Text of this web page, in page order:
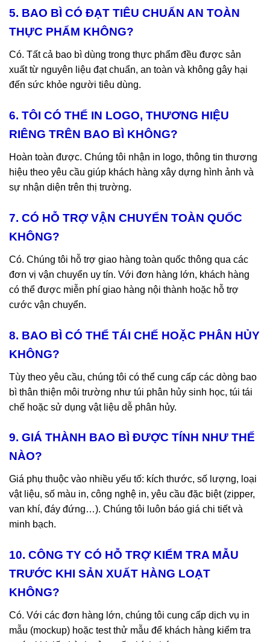
5. BAO BÌ CÓ ĐẠT TIÊU CHUẨN AN TOÀN
THỰC PHẨM KHÔNG?
Có. Tất cả bao bì dùng trong thực phẩm đều được sản
xuất từ nguyên liệu đạt chuẩn, an toàn và không gây hại
đến sức khỏe người tiêu dùng.
6. TÔI CÓ THỂ IN LOGO, THƯƠNG HIỆU
RIÊNG TRÊN BAO BÌ KHÔNG?
Hoàn toàn được. Chúng tôi nhận in logo, thông tin thương
hiệu theo yêu cầu giúp khách hàng xây dựng hình ảnh và
sự nhận diện trên thị trường.
7. CÓ HỖ TRỢ VẬN CHUYỂN TOÀN QUỐC
KHÔNG?
Có. Chúng tôi hỗ trợ giao hàng toàn quốc thông qua các
đơn vị vận chuyển uy tín. Với đơn hàng lớn, khách hàng
có thể được miễn phí giao hàng nội thành hoặc hỗ trợ
cước vận chuyển.
8. BAO BÌ CÓ THỂ TÁI CHẾ HOẶC PHÂN HỦY
KHÔNG?
Tùy theo yêu cầu, chúng tôi có thể cung cấp các dòng bao
bì thân thiện môi trường như túi phân hủy sinh học, túi tái
chế hoặc sử dụng vật liệu dễ phân hủy.
9. GIÁ THÀNH BAO BÌ ĐƯỢC TÍNH NHƯ THẾ
NÀO?
Giá phụ thuộc vào nhiều yếu tố: kích thước, số lượng, loại
vật liệu, số màu in, công nghệ in, yêu cầu đặc biệt (zipper,
van khí, đáy đứng…). Chúng tôi luôn báo giá chi tiết và
minh bạch.
10. CÔNG TY CÓ HỖ TRỢ KIỂM TRA MẪU
TRƯỚC KHI SẢN XUẤT HÀNG LOẠT
KHÔNG?
Có. Với các đơn hàng lớn, chúng tôi cung cấp dịch vụ in
mẫu (mockup) hoặc test thử mẫu để khách hàng kiểm tra